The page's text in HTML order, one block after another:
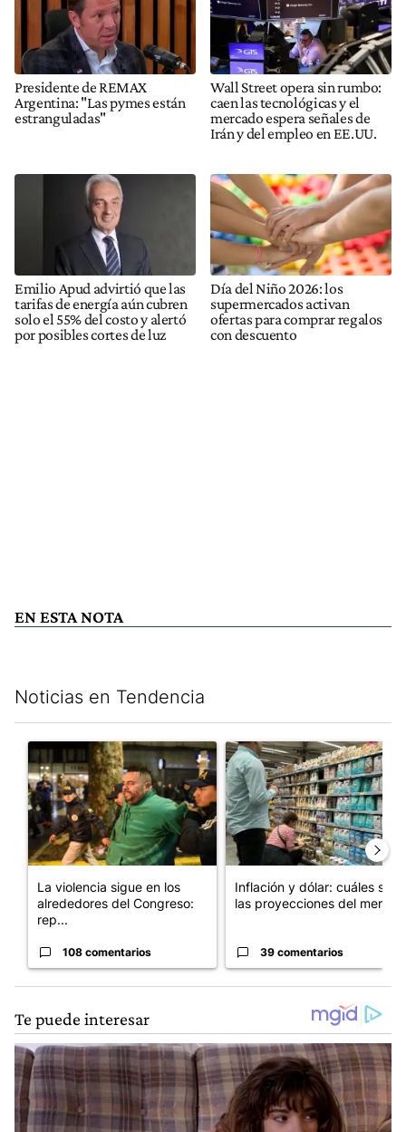
Presidente de REMAX
Argentina: "Las pymes están
estranguladas"
Wall Street opera sin rumbo:
caen las tecnológicas y el
mercado espera señales de
Irán y del empleo en EE.UU.
Emilio Apud advirtió que las
tarifas de energía aún cubren
solo el 55% del costo y alertó
por posibles cortes de luz
Día del Niño 2026: los
supermercados activan
ofertas para comprar regalos
con descuento
EN ESTA NOTA
Noticias en Tendencia
Un artículo de tendencia con el título "La violencia sigue en
La violencia sigue en los
alrededores del Congreso:
rep...
108 comentarios
Un artículo de tendencia con
Inflación y dólar: cuáles son
las proyecciones del merc...
39 comentarios